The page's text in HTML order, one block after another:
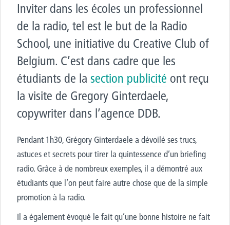
Inviter dans les écoles un professionnel
de la radio, tel est le but de la Radio
School, une initiative du Creative Club of
Belgium. C’est dans cadre que les
étudiants de la section publicité ont reçu
la visite de Gregory Ginterdaele,
copywriter dans l’agence DDB.
Pendant 1h30, Grégory Ginterdaele a dévoilé ses trucs,
astuces et secrets pour tirer la quintessence d’un briefing
radio. Grâce à de nombreux exemples, il a démontré aux
étudiants que l’on peut faire autre chose que de la simple
promotion à la radio.
Il a également évoqué le fait qu’une bonne histoire ne fait